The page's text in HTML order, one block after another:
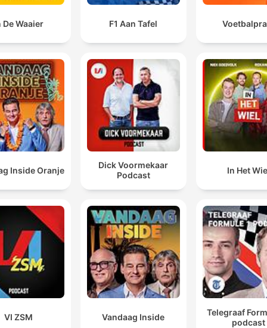
De Waaier F1 Aan Tafel
Inside Oranje
Dick Voormekaar
Podcast
In Het
VI ZSM Vandaag Inside
Telegraaf
podcast